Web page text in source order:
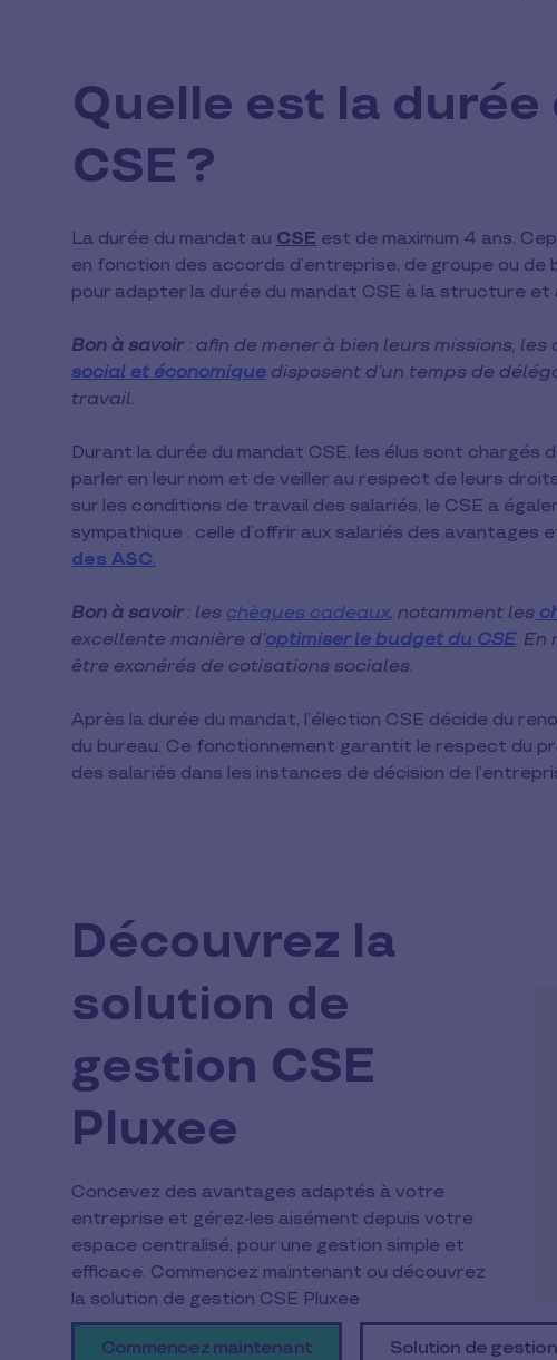
Quelle est la durée
CSE ?
La durée du mandat au CSE est de maximum 4 ans.
en fonction des accords d’entreprise, de groupe ou de
pour adapter la durée du mandat CSE à la structure et
Bon à savoir: afin de mener à bien leurs missions,
social et économique disposent d’un temps de
travail.
Durant la durée du mandat CSE, les élus sont
parler en leur nom et de veiller au respect de leurs
sur les conditions de travail des salariés, le CSE a
sympathique : celle d’offrir aux salariés des avantages
des ASC.
Bon à savoir: les chèques cadeaux, notamment les
excellente manière d’optimiser le budget du CSE. En
être exonérés de cotisations sociales.
Après la durée du mandat, l’élection CSE décide du
du bureau. Ce fonctionnement garantit le respect du
des salariés dans les instances de décision de
Découvrez la
solution de
gestion CSE
Pluxee
Concevez des avantages adaptés à votre
entreprise et gérez-les aisément depuis votre
espace centralisé, pour une gestion simple et
efficace. Commencez maintenant ou découvrez
la solution de gestion CSE Pluxee
Commencez maintenant Solution de